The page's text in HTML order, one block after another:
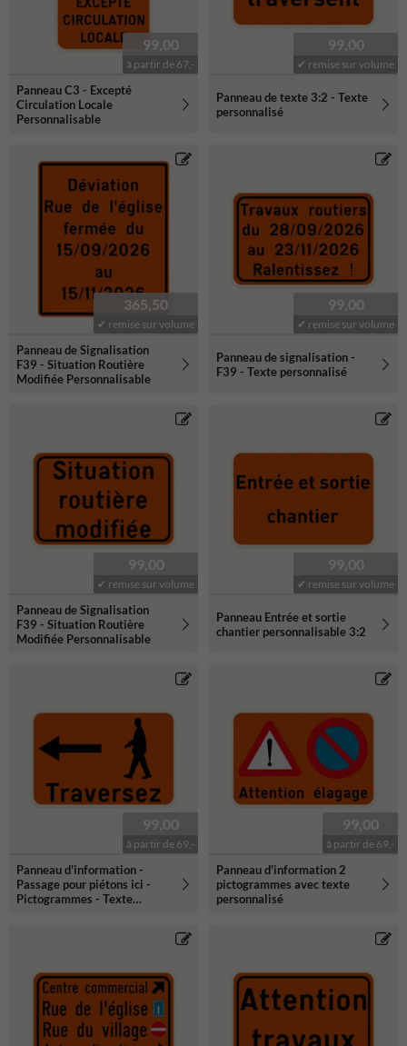
99,00
à partir de 67,-
Panneau C3 - Excepté
Circulation Locale
Personnalisable
99,00
✔ remise sur volume
Panneau de texte 3:2 - Texte
personnalisé
365,50
✔ remise sur volume
Panneau de Signalisation
F39 - Situation Routière
Modifiée Personnalisable
99,00
✔ remise sur volume
Panneau de signalisation -
F39 - Texte personnalisé
99,00
✔ remise sur volume
Panneau de Signalisation
F39 - Situation Routière
Modifiée Personnalisable
99,00
✔ remise sur volume
Panneau Entrée et sortie
chantier personnalisable 3:2
99,00
à partir de 69,-
Panneau d'information -
Passage pour piétons ici -
Pictogrammes - Texte
99,00
à partir de 69,-
Panneau d'information 2
pictogrammes avec texte
personnalisé